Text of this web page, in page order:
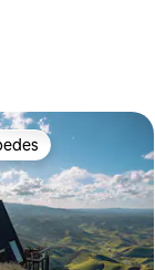
dos hóspedes